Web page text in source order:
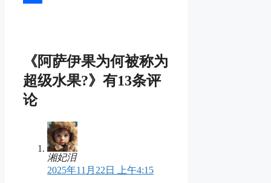
《阿萨伊果为何被称为
超级水果?》有13条评
论
湘妃泪
2025年11月22日 上午4:15